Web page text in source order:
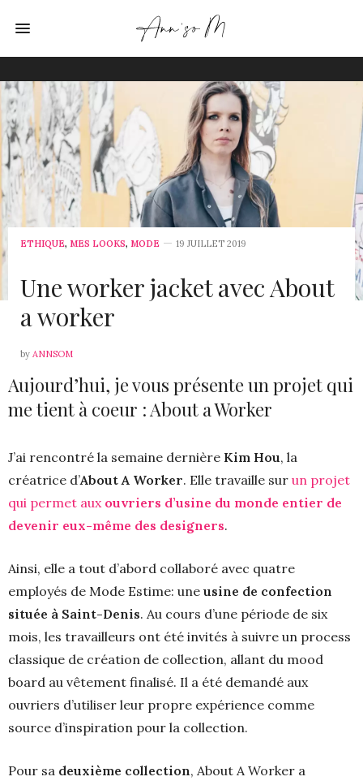
ETHIQUE, MES LOOKS, MODE 19 JUILLET 2019
Une worker jacket avec About
a worker
by ANNSOM
Aujourd’hui, je vous présente un projet qui
me tient à coeur : About a Worker
J’ai rencontré la semaine dernière Kim Hou, la
créatrice d’About A Worker. Elle travaille sur un projet
qui permet aux ouvriers d’usine du monde entier de
devenir eux-même des designers.
Ainsi, elle a tout d’abord collaboré avec quatre
employés de Mode Estime: une usine de confection
située à Saint-Denis. Au cours d’une période de six
mois, les travailleurs ont été invités à suivre un process
classique de création de collection, allant du mood
board au vêtement finalisé. Il a été demandé aux
ouvriers d’utiliser leur propre expérience comme
source d’inspiration pour la collection.
Pour sa deuxième collection, About A Worker a